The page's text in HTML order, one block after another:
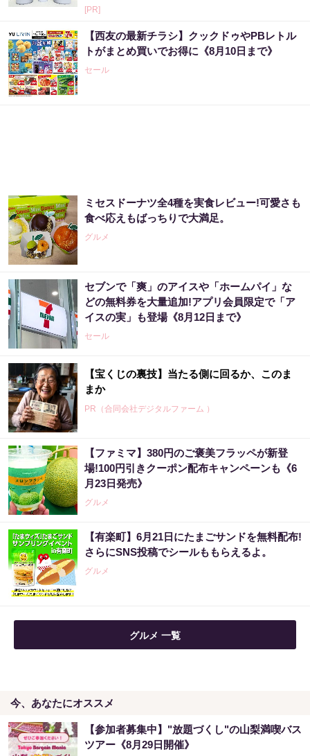
[PR]
【西友の最新チラシ】クックドゥやPBレトル
トがまとめ買いでお得に《8月10日まで》
セール
ミセスドーナツ全4種を実食レビュー!可愛さも
食べ応えもばっちりで大満足。
グルメ
セブンで「爽」のアイスや「ホームパイ」な
どの無料券を大量追加!アプリ会員限定で「ア
イスの実」も登場《8月12日まで》
セール
【宝くじの裏技】当たる側に回るか、このま
まか
PR（合同会社デジタルファーム ）
アマゾン1位の実績！380円で5日間お試し。
アマゾン1位「このお茶ガチです」噂のお茶
PR（ハーブ健康本舗）
宝くじ当たる人だけが気づいている違い
【宝くじ落選】外れ続ける流れ、ここで断ち
ませんか
PR（合同会社デジタルファーム ）
【ファミマ】380円のご褒美フラッペが新登
場!100円引きクーポン配布キャンペーンも《6
月23日発売》
グルメ
【有楽町】6月21日にたまごサンドを無料配布!
さらにSNS投稿でシールももらえるよ。
グルメ
グルメ 一覧
今、あなたにオススメ
【参加者募集中】"放題づくし"の山梨満喫バス
ツアー《8月29日開催》